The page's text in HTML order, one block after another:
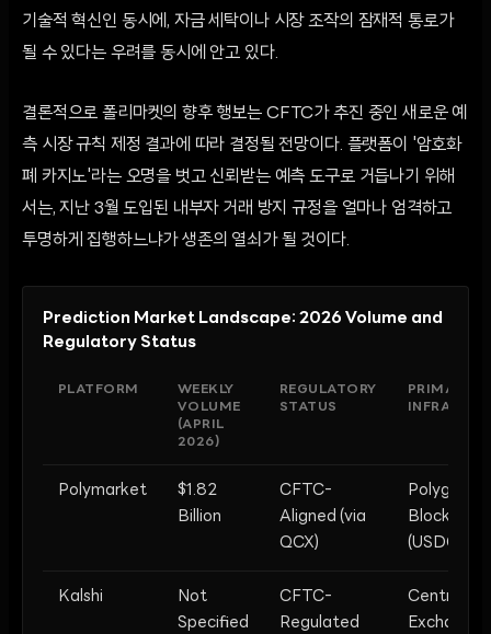
기술적 혁신인 동시에, 자금 세탁이나 시장 조작의 잠재적 통로가
될 수 있다는 우려를 동시에 안고 있다.
결론적으로 폴리마켓의 향후 행보는 CFTC가 추진 중인 새로운 예
측 시장 규칙 제정 결과에 따라 결정될 전망이다. 플랫폼이 '암호화
폐 카지노'라는 오명을 벗고 신뢰받는 예측 도구로 거듭나기 위해
서는, 지난 3월 도입된 내부자 거래 방지 규정을 얼마나 엄격하고
투명하게 집행하느냐가 생존의 열쇠가 될 것이다.
Prediction Market Landscape: 2026 Volume and
Regulatory Status
PLATFORM
WEEKLY
VOLUME
(APRIL
2026)
REGULATORY
STATUS
PRIMARY
Polymarket
$1.82
Billion
CFTC-
Aligned (via
QCX)
Polygon
Blockchain
(USDC)
Kalshi
Not
Specified
CFTC-
Regulated
Exchange